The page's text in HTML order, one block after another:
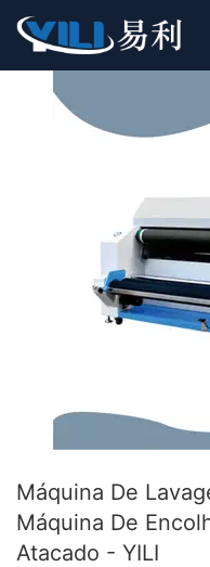
Máquina De
Máquina De
Atacado - YILI